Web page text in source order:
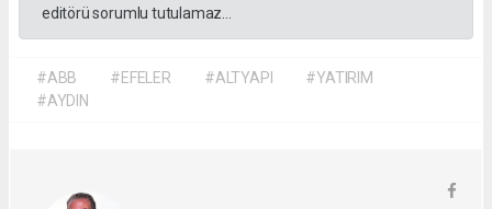
editörü sorumlu tutulamaz...
#ABB #EFELER #ALTYAPI
#YATIRIM
#AYDIN